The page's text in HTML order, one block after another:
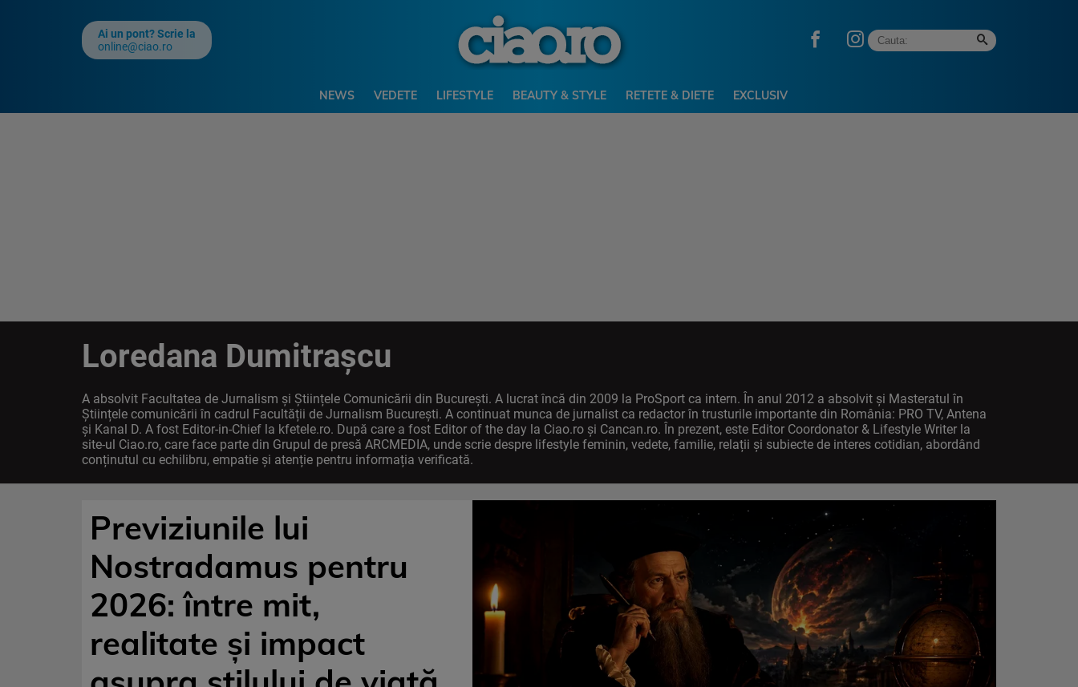
Ai un pont? Scrie la
online@ciao.ro
NEWS VEDETE LIFESTYLE BEAUTY & STYLE RETETE & DIETE EXCLUSIV
Loredana Dumitrașcu
A absolvit Facultatea de Jurnalism și Științele Comunicării din București. A lucrat încă din 2009 la ProSport ca intern. În anul 2012 a absolvit și Masteratul în
Științele comunicării în cadrul Facultății de Jurnalism București. A continuat munca de jurnalist ca redactor în trusturile importante din România: PRO TV, Antena
și Kanal D. A fost Editor-in-Chief la kfetele.ro. După care a fost Editor of the day la Ciao.ro și Cancan.ro. În prezent, este Editor Coordonator & Lifestyle Writer la
site-ul Ciao.ro, care face parte din Grupul de presă ARCMEDIA, unde scrie despre lifestyle feminin, vedete, familie, relații și subiecte de interes cotidian, abordând
conținutul cu echilibru, empatie și atenție pentru informația verificată.
Previziunile lui
Nostradamus pentru
2026: între mit,
realitate și impact